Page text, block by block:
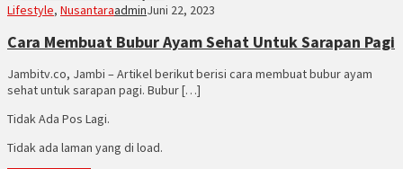
Lifestyle, NusantaraadminJuni 22, 2023
Cara Membuat Bubur Ayam Sehat Untuk Sarapan Pagi
Jambitv.co, Jambi – Artikel berikut berisi cara membuat bubur ayam
sehat untuk sarapan pagi. Bubur […]
Tidak Ada Pos Lagi.
Tidak ada laman yang di load.